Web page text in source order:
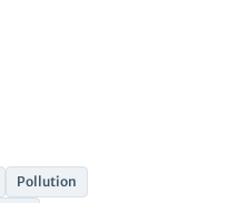
Pollution